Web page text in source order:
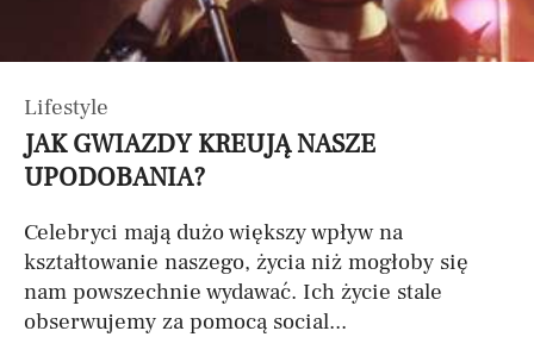
Lifestyle
JAK GWIAZDY KREUJĄ NASZE
UPODOBANIA?
Celebryci mają dużo większy wpływ na
kształtowanie naszego, życia niż mogłoby się
nam powszechnie wydawać. Ich życie stale
obserwujemy za pomocą social...